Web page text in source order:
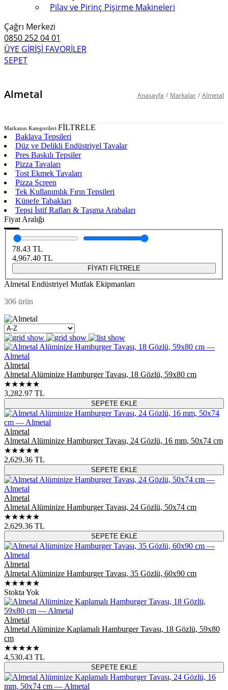
Pilav ve Pirinç Pişirme Makineleri
Çağrı Merkezi
0850 252 04 01
ÜYE GİRİŞİ FAVORİLER
SEPET
Almetal Anasayfa / Markalar / Almetal
Markanın Kategorileri FİLTRELE
Baklava Tepsileri
Düz ve Delikli Endüstriyel Tavalar
Pres Baskılı Tepsiler
Pizza Tavaları
Tost Ekmek Tavaları
Pizza Screen
Tek Kullanımlık Fırın Tepsileri
Künefe Tabakları
Tepsi İstif Rafları & Taşıma Arabaları
Fiyat Aralığı
78.43 TL
4,967.40 TL
FİYATI FİLTRELE
Almetal Endüstriyel Mutfak Ekipmanları
306 ürün
Almetal
Almetal Alüminize Hamburger Tavası, 18 Gözlü, 59x80 cm
★★★★★
3,282.97 TL
SEPETE EKLE
Almetal
Almetal Alüminize Hamburger Tavası, 24 Gözlü, 16 mm, 50x74 cm
★★★★★
2,629.36 TL
SEPETE EKLE
Almetal
Almetal Alüminize Hamburger Tavası, 24 Gözlü, 50x74 cm
★★★★★
2,629.36 TL
SEPETE EKLE
Almetal
Almetal Alüminize Hamburger Tavası, 35 Gözlü, 60x90 cm
★★★★★
Stokta Yok
Almetal
Almetal Alüminize Kaplamalı Hamburger Tavası, 18 Gözlü, 59x80
cm
★★★★★
4,530.43 TL
SEPETE EKLE